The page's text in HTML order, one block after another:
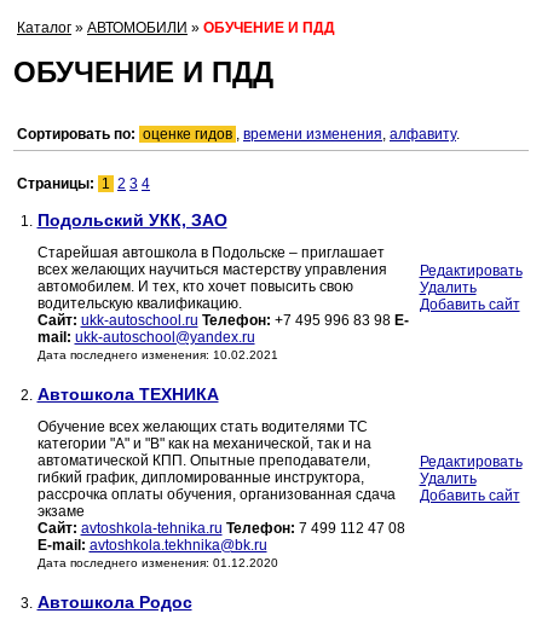
Каталог » АВТОМОБИЛИ » ОБУЧЕНИЕ И ПДД
ОБУЧЕНИЕ И ПДД
Сортировать по: оценке гидов , времени изменения, алфавиту.
Страницы: 1 2 3 4
1. Подольский УКК, ЗАО
Старейшая автошкола в Подольске – приглашает
всех желающих научиться мастерству управления
автомобилем. И тех, кто хочет повысить свою
водительскую квалификацию.
Сайт: ukk-autoschool.ru Телефон: +7 495 996 83 98 E-
mail: ukk-autoschool@yandex.ru
Дата последнего изменения: 10.02.2021
Редактировать
Удалить
Добавить сайт
2. Автошкола ТЕХНИКА
Обучение всех желающих стать водителями ТС
категории "A" и "В" как на механической, так и на
автоматической КПП. Опытные преподаватели,
гибкий график, дипломированные инструктора,
рассрочка оплаты обучения, организованная сдача
экзаме
Сайт: avtoshkola-tehnika.ru Телефон: 7 499 112 47 08
E-mail: avtoshkola.tekhnika@bk.ru
Дата последнего изменения: 01.12.2020
Редактировать
Удалить
Добавить сайт
3. Автошкола Родос